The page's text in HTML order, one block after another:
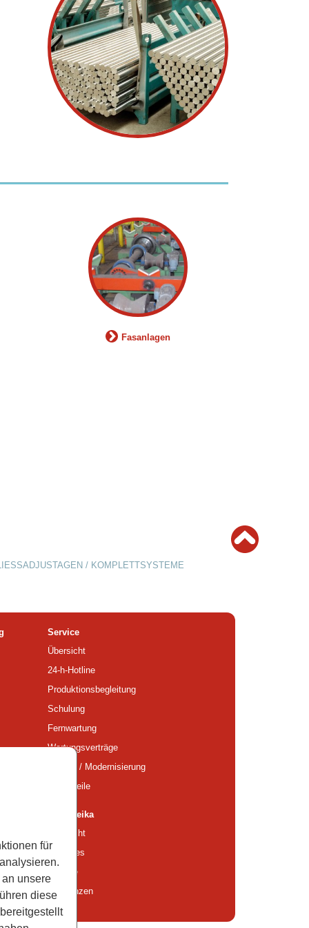
Fasanlagen
/ KOMPLETTSYSTEME
Service
Übersicht
24-h-Hotline
Produktionsbegleitung
Schulung
Fernwartung
Wartungsverträge
Retrofit / Modernisierung
Ersatzteile
Über Reika
Übersicht
Aktuelles
Historie
Referenzen
für
unsere
diese